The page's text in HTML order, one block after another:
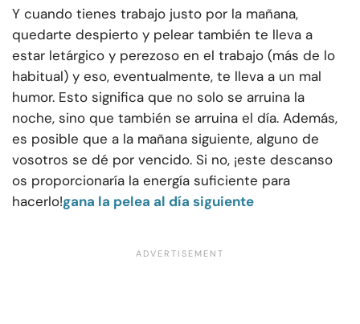
Y cuando tienes trabajo justo por la mañana,
quedarte despierto y pelear también te lleva a
estar letárgico y perezoso en el trabajo (más de lo
habitual) y eso, eventualmente, te lleva a un mal
humor. Esto significa que no solo se arruina la
noche, sino que también se arruina el día. Además,
es posible que a la mañana siguiente, alguno de
vosotros se dé por vencido. Si no, ¡este descanso
os proporcionaría la energía suficiente para
hacerlo!gana la pelea al día siguiente